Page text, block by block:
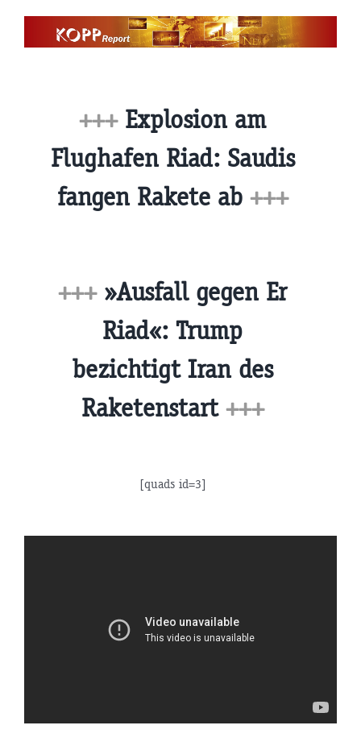
+++ Explosion am
Flughafen Riad: Saudis
fangen Rakete ab +++
+++ »Ausfall gegen Er
Riad«: Trump
bezichtigt Iran des
Raketenstart +++
[quads id=3]